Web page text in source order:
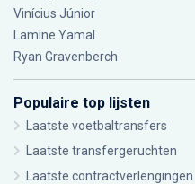
Vinícius Júnior
Lamine Yamal
Ryan Gravenberch
Populaire top lijsten
Laatste voetbaltransfers
Laatste transfergeruchten
Laatste contractverlengingen